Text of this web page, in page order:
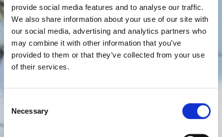
provide social media features and to analyse our traffic.
We also share information about your use of our site with
our social media, advertising and analytics partners who
may combine it with other information that you’ve
provided to them or that they’ve collected from your use
of their services.
Selection
Necessary